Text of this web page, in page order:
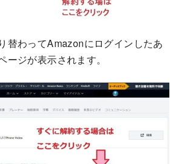
替わってAmazonにログインしたあ
ージが表示されます。